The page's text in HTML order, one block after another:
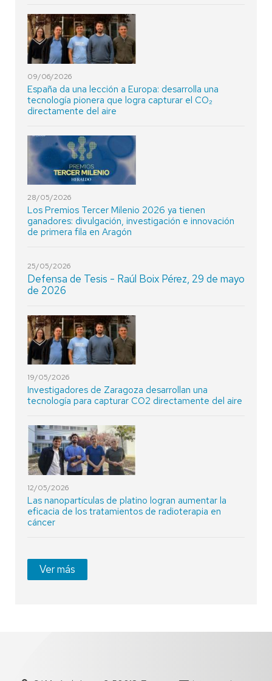
09/06/2026
España da una lección a Europa: desarrolla una
tecnología pionera que logra capturar el CO₂
directamente del aire
28/05/2026
Los Premios Tercer Milenio 2026 ya tienen
ganadores: divulgación, investigación e innovación
de primera fila en Aragón
25/05/2026
Defensa de Tesis - Raúl Boix Pérez, 29 de mayo
de 2026
19/05/2026
Investigadores de Zaragoza desarrollan una
tecnología para capturar CO2 directamente del aire
12/05/2026
Las nanopartículas de platino logran aumentar la
eficacia de los tratamientos de radioterapia en
cáncer
Ver más